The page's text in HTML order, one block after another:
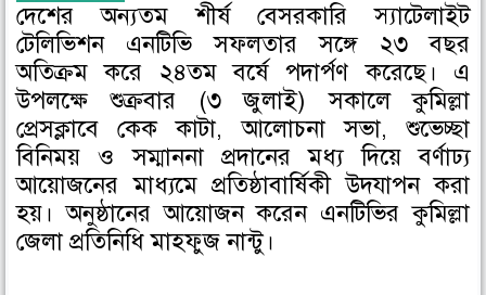
r
e
o
a
c
e
b
o
e
o
t
t
r
e
o
i
k
e
d
দেশের অন্যতম শীর্ষ বেসরকারি স্যাটেলাইট
টেলিভিশন এনটিভি সফলতার সঙ্গে ২৩ বছর
অতিক্রম করে ২৪তম বর্ষে পদার্পণ করেছে। এ
উপলক্ষে শুক্রবার (৩ জুলাই) সকালে কুমিল্লা
প্রেসক্লাবে কেক কাটা, আলোচনা সভা, শুভেচ্ছা
বিনিময় ও সম্মাননা প্রদানের মধ্য দিয়ে বর্ণাঢ্য
আয়োজনের মাধ্যমে প্রতিষ্ঠাবার্ষিকী উদযাপন করা
হয়। অনুষ্ঠানের আয়োজন করেন এনটিভির কুমিল্লা
জেলা প্রতিনিধি মাহফুজ নান্টু।